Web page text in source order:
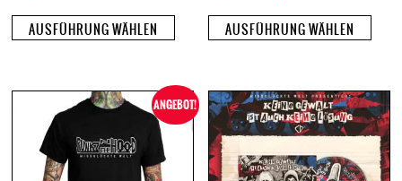
AUSFÜHRUNG WÄHLEN AUSFÜHRUNG WÄHLEN
ANGEBOT!